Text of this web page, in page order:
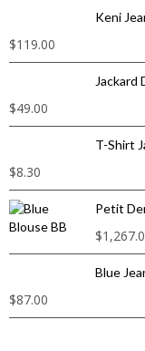
Keni
$119.00
Jackard
$49.00
T-Shirt
$8.30
Petit
$
Blue
$87.00